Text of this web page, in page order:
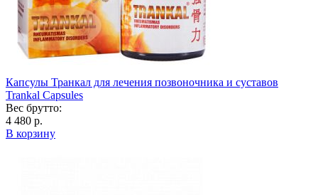
Капсулы Транкал для лечения позвоночника и суставов
Trankal Capsules
Вес брутто:
4 480 р.
В корзину